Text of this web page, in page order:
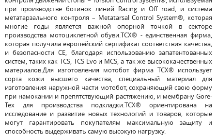
при производстве ботинок линий Racing и Off road, и система
метатарзального контроля – Metatarsal Control System®, которая
многие годы является важной опорной точкой в секторе
производства мотоциклетной обуви.TCX® - единственная фирма,
которая получила европейский сертификат соответствия качества,
и безопасности СЕ, благодаря использованию запатентованных
систем, таких как TCS, TCS Evo и MCS, а так же высококачественных
материалов.Для изготовления мотобот фирма TCX® использует
сорта кожи высшего качества, специальный материал для
изготовления наружной части мотобот, сохраняющий свою форму
при намокании и препятствующий растяжению, и мембрану Gore-
Tex для производства подкладки.TCX® ориентирована на
исследование и развитие новых технологий и товаров, которые
могут гарантировать покупателям максимальную защиту и
способность выдерживать самую высокую нагрузку.